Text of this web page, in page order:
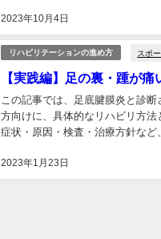
2023年10月4日
リハビリテーションの進め方 スポ
【実践編】足の裏・踵が
2023年1月23日
この記事では、足底腱膜炎と診
方向けに、具体的なリハビリ方
症状・原因・検査・治療方針など